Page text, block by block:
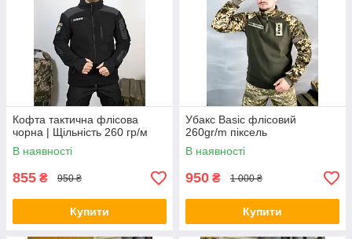
Кофта тактична флісова
чорна | Щільність 260 гр/м
В наявності
855 ₴ 950 ₴
Купити
Убакс Basiс флісовий
260gr/m піксель
В наявності
950 ₴ 1 000 ₴
Купити